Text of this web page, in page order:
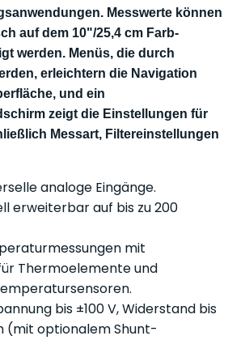
Messwerte können
auf dem 10"/25,4 cm Farb-
werden. Menüs, die durch
erleichtern die Navigation
und ein
zeigt die Einstellungen für
Messart, Filtereinstellungen
analoge Eingänge.
erweiterbar auf bis zu 200
mit
Thermoelemente und
bis ±100 V, Widerstand bis
(mit optionalem Shunt-